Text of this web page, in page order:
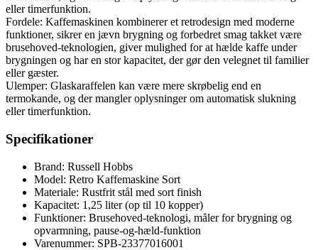
eller timerfunktion.
Fordele: Kaffemaskinen kombinerer et retrodesign med moderne
funktioner, sikrer en jævn brygning og forbedret smag takket være
brusehoved-teknologien, giver mulighed for at hælde kaffe under
brygningen og har en stor kapacitet, der gør den velegnet til familier
eller gæster.
Ulemper: Glaskaraffelen kan være mere skrøbelig end en
termokande, og der mangler oplysninger om automatisk slukning
eller timerfunktion.
Specifikationer
Brand: Russell Hobbs
Model: Retro Kaffemaskine Sort
Materiale: Rustfrit stål med sort finish
Kapacitet: 1,25 liter (op til 10 kopper)
Funktioner: Brusehoved-teknologi, måler for brygning og
opvarmning, pause-og-hæld-funktion
Varenummer: SPB-23377016001